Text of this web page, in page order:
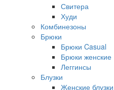
Свитера
Худи
Комбинезоны
Брюки
Брюки Casual
Брюки женские
Леггинсы
Блузки
Женские блузки